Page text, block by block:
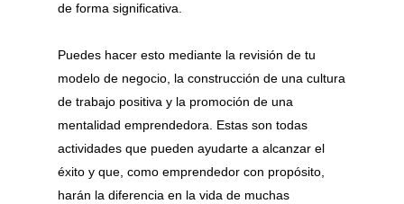
de forma significativa.
Puedes hacer esto mediante la revisión de tu
modelo de negocio, la construcción de una cultura
de trabajo positiva y la promoción de una
mentalidad emprendedora. Estas son todas
actividades que pueden ayudarte a alcanzar el
éxito y que, como emprendedor con propósito,
harán la diferencia en la vida de muchas